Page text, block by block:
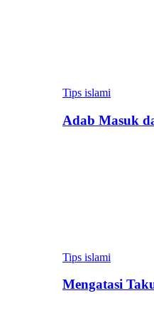
Tips islami
Adab Masuk
Tips islami
Mengatasi